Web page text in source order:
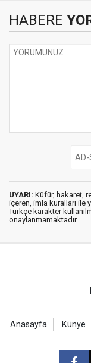
HABERE
UYARI: Küfür, hakaret,
içeren, imla kuralları ile
Türkçe karakter
onaylanmamaktadır.
Anasayfa Künye